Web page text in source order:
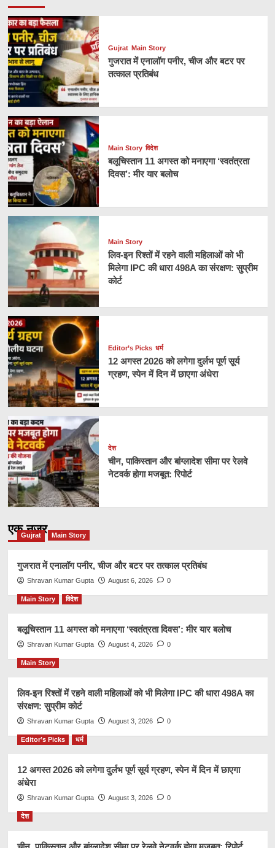
Gujrat Main Story
गुजरात में एनालॉग पनीर, चीज और बटर पर
तत्काल प्रतिबंध
Main Story विदेश
बलूचिस्तान 11 अगस्त को मनाएगा ‘स्वतंत्रता
दिवस’: मीर यार बलोच
Main Story
लिव-इन रिश्तों में रहने वाली महिलाओं को भी
मिलेगा IPC की धारा 498A का संरक्षण: सुप्रीम
कोर्ट
Editor’s Picks धर्म
12 अगस्त 2026 को लगेगा दुर्लभ पूर्ण सूर्य
ग्रहण, स्पेन में दिन में छाएगा अंधेरा
देश
चीन, पाकिस्तान और बांग्लादेश सीमा पर रेलवे
नेटवर्क होगा मजबूत: रिपोर्ट
एक नज़र
Gujrat Main Story
गुजरात में एनालॉग पनीर, चीज और बटर पर तत्काल प्रतिबंध
Shravan Kumar Gupta August 6, 2026 0
Main Story विदेश
बलूचिस्तान 11 अगस्त को मनाएगा ‘स्वतंत्रता दिवस’: मीर यार बलोच
Shravan Kumar Gupta August 4, 2026 0
Main Story
लिव-इन रिश्तों में रहने वाली महिलाओं को भी मिलेगा IPC की धारा 498A का
संरक्षण: सुप्रीम कोर्ट
Shravan Kumar Gupta August 3, 2026 0
Editor’s Picks धर्म
12 अगस्त 2026 को लगेगा दुर्लभ पूर्ण सूर्य ग्रहण, स्पेन में दिन में छाएगा
अंधेरा
Shravan Kumar Gupta August 3, 2026 0
देश